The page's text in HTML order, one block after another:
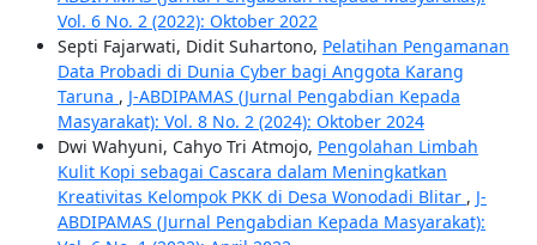
Vol. 6 No. 2 (2022): Oktober 2022
Septi Fajarwati, Didit Suhartono, Pelatihan Pengamanan
Data Probadi di Dunia Cyber bagi Anggota Karang
Taruna , J-ABDIPAMAS (Jurnal Pengabdian Kepada
Masyarakat): Vol. 8 No. 2 (2024): Oktober 2024
Dwi Wahyuni, Cahyo Tri Atmojo, Pengolahan Limbah
Kulit Kopi sebagai Cascara dalam Meningkatkan
Kreativitas Kelompok PKK di Desa Wonodadi Blitar , J-
ABDIPAMAS (Jurnal Pengabdian Kepada Masyarakat):